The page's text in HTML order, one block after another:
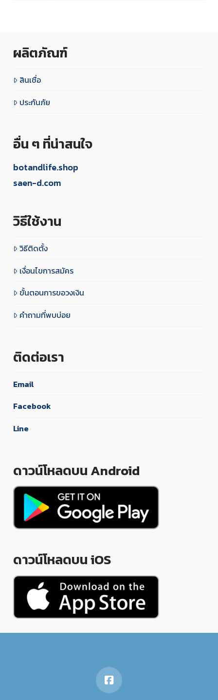
ผลิตภัณฑ์
สินเชื่อ
ประกันภัย
อื่น ๆ ที่น่าสนใจ
botandlife.shop
saen-d.com
วิธีใช้งาน
วิธีติดตั้ง
เงื่อนไขการสมัคร
ขั้นตอนการขอวงเงิน
คำถามที่พบบ่อย
ติดต่อเรา
Email
Facebook
Line
ดาวน์โหลดบน Android
ดาวน์โหลดบน iOS